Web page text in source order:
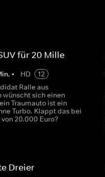
für 20 Mille
• HD
12
Ralle aus
wünscht sich einen
Traumauto ist ein
Turbo. Klappt das bei
20.000 Euro?
Dreier